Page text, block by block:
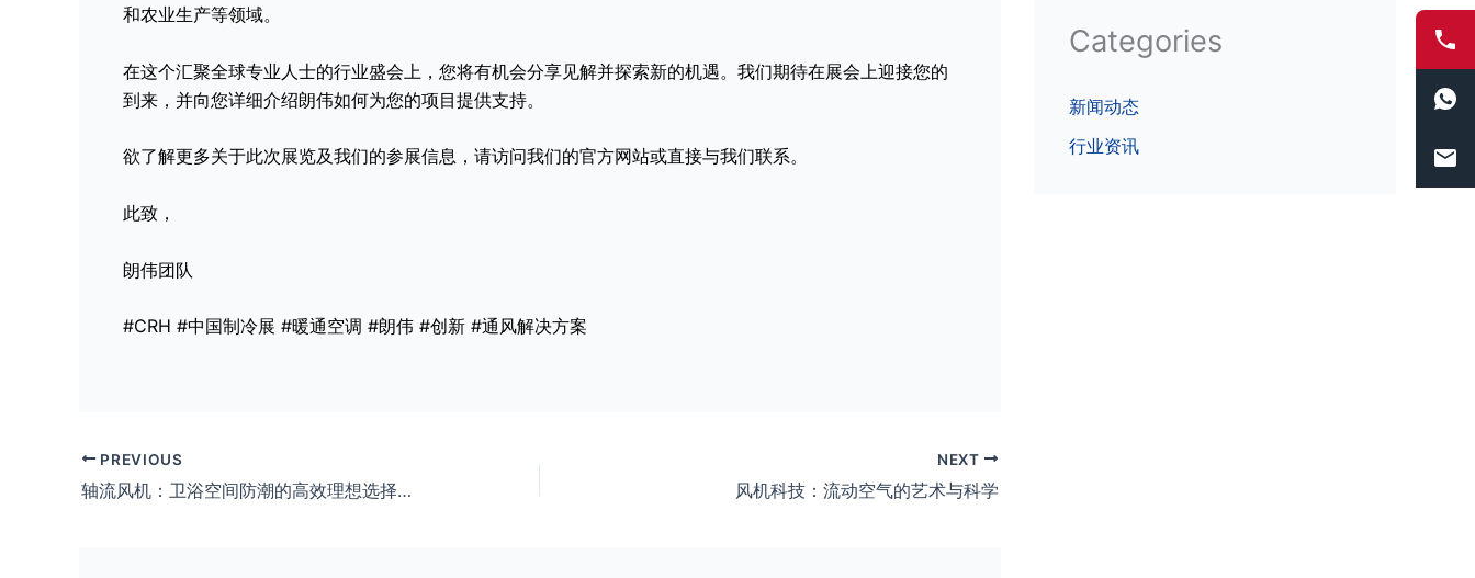
和农业生产等领域。
在这个汇聚全球专业人士的行业盛会上，您将有机会分享见解并探索新的机遇。我们期待在展会上迎接您的
到来，并向您详细介绍朗伟如何为您的项目提供支持。
欲了解更多关于此次展览及我们的参展信息，请访问我们的官方网站或直接与我们联系。
此致，
朗伟团队
#CRH #中国制冷展 #暖通空调 #朗伟 #创新 #通风解决方案
PREVIOUS
​轴流风机：卫浴空间防潮的高效理想选择——安静、节能与便捷优势解析
NEXT
风机科技：流动空气的艺术与科学
Categories
新闻动态
行业资讯